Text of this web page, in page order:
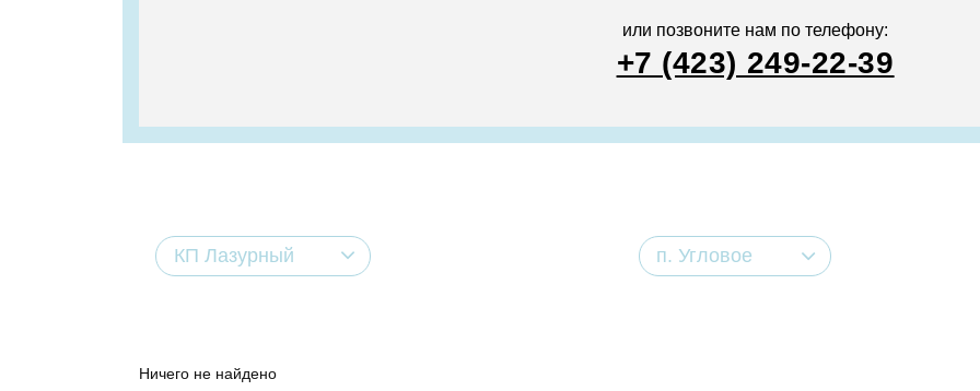
или позвоните нам по телефону:
+7 (423) 249-22-39
КП Лазурный п. Угловое
Ничего не найдено